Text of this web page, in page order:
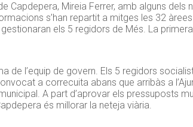
Mireia Ferrer, amb alguns dels
s’han repartit a mitges les 32
els 5 regidors de Més. La
l’equip de govern. Els 5 regidors
a correcuita abans que arribàs a
A part d’aprovar els pressuposts
és millorar la neteja viària.